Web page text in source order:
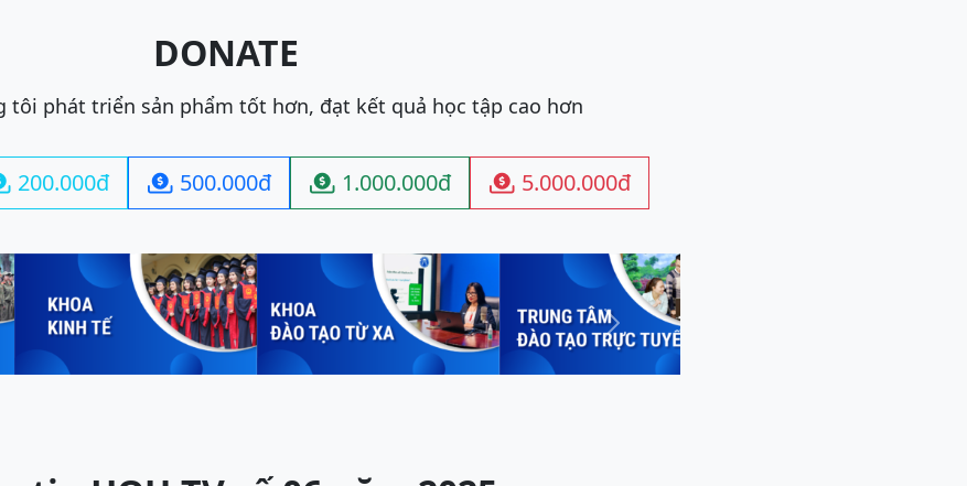
DONATE
tôi phát triển sản phẩm tốt hơn, đạt kết quả học tập cao hơn
200.000đ  500.000đ  1.000.000đ  5.000.000đ
Next